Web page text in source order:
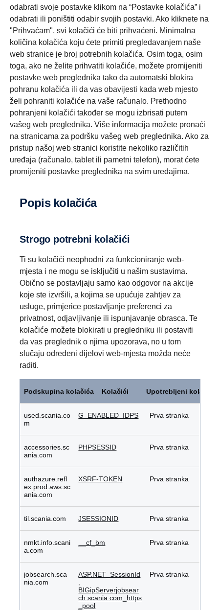
odabrati svoje postavke klikom na “Postavke kolačića” i
odabrati ili poništiti odabir svojih postavki. Ako kliknete na
"Prihvaćam", svi kolačići će biti prihvaćeni. Minimalna
količina kolačića koju ćete primiti pregledavanjem naše
web stranice je broj potrebnih kolačića. Osim toga, osim
toga, ako ne želite prihvatiti kolačiće, možete promijeniti
postavke web preglednika tako da automatski blokira
pohranu kolačića ili da vas obavijesti kada web mjesto
želi pohraniti kolačiće na vaše računalo. Prethodno
pohranjeni kolačići također se mogu izbrisati putem
vašeg web preglednika. Više informacija možete pronaći
na stranicama za podršku vašeg web preglednika. Ako za
pristup našoj web stranici koristite nekoliko različitih
uređaja (računalo, tablet ili pametni telefon), morat ćete
promijeniti postavke preglednika na svim uređajima.
Popis kolačića
Strogo potrebni kolačići
Ti su kolačići neophodni za funkcioniranje web-
mjesta i ne mogu se isključiti u našim sustavima.
Obično se postavljaju samo kao odgovor na akcije
koje ste izvršili, a kojima se upućuje zahtjev za
usluge, primjerice postavljanje preferenci za
privatnost, odjavljivanje ili ispunjavanje obrasca. Te
kolačiće možete blokirati u pregledniku ili postaviti
da vas preglednik o njima upozorava, no u tom
slučaju određeni dijelovi web-mjesta možda neće
raditi.
kolačići
Podskupina kolačića Kolačići Upotrebljeni kolačići
used.scania.co
m
G_ENABLED_IDPS Prva stranka
accessories.sc
ania.com
PHPSESSID Prva stranka
authazure.refl
ex.prod.aws.sc
ania.com
XSRF-TOKEN Prva stranka
til.scania.com JSESSIONID Prva stranka
nmkt.info.scani
a.com
__cf_bm Prva stranka
jobsearch.sca
nia.com
ASP.NET_SessionId
BIGipServerjobsear
ch.scania.com_https
_pool
Prva stranka